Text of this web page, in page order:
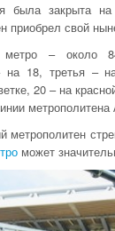
была закрыта
приобрел свой
метро – около
на 18, третья –
20 – на
может